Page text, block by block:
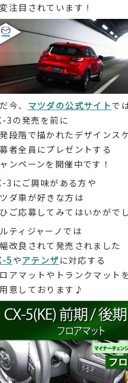
注目されています！
今、 マツダの公式サイトで
3の発売を前に
段階で描かれたデザインス
者全員にプレゼントする
ンペーンを開催中です！
3にご興味がある方や
ダ車が好きな方は
ご応募してみてはいかが
ティジャーノでは
改良されて発売されました
5やアテンザ に対応する
アマットやトランクマット
意しております♪